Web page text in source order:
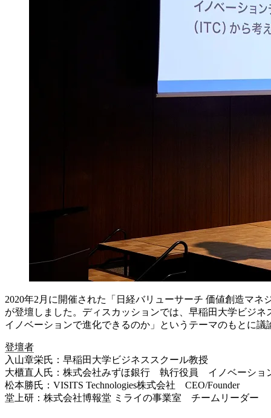
2020年2月に開催された「日経バリューサーチ 価値創造マ
が登壇しました。ディスカッションでは、早稲田大学ビジ
イノベーションで進化できるのか」というテーマのもとに議
登壇者
入山章栄氏：早稲田大学ビジネススクール教授
大櫃直人氏：株式会社みずほ銀行 執行役員 イノベーショ
松本勝氏：VISITS Technologies株式会社 CEO/Founder
堂上研：株式会社博報堂 ミライの事業室 チームリーダー